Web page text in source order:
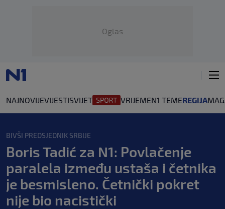
Oglas
NAJNOVIJEVIJESTISVIJET VRIJEMEN1 TEMEREGIJA
BIVŠI PREDSJEDNIK SRBIJE
Boris Tadić za N1: Povlačenje
paralela između ustaša i četnika
je besmisleno. Četnički pokret
nije bio nacistički